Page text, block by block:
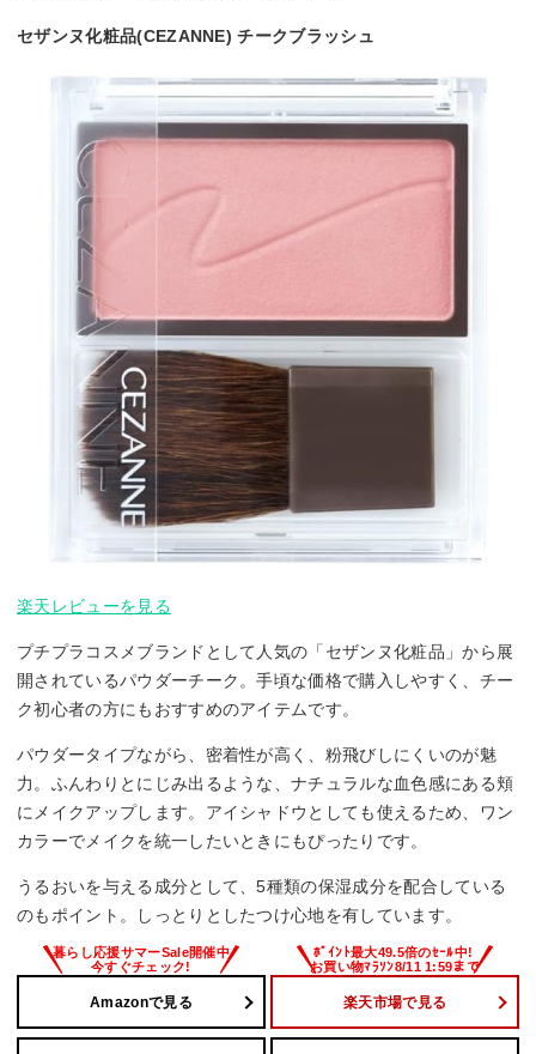
セザンヌ化粧品(CEZANNE) チークブラッシュ
楽天レビューを見る
プチプラコスメブランドとして人気の「セザンヌ化粧品」から展
開されているパウダーチーク。手頃な価格で購入しやすく、チー
ク初心者の方にもおすすめのアイテムです。
パウダータイプながら、密着性が高く、粉飛びしにくいのが魅
力。ふんわりとにじみ出るような、ナチュラルな血色感にある頬
にメイクアップします。アイシャドウとしても使えるため、ワン
カラーでメイクを統一したいときにもぴったりです。
うるおいを与える成分として、5種類の保湿成分を配合している
のもポイント。しっとりとしたつけ心地を有しています。
Amazonで見る 楽天市場で見る